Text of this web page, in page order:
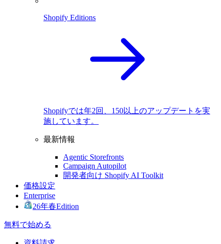
Shopify Editions
Shopifyでは年2回、150以上のアップデートを実
施しています。
最新情報
Agentic Storefronts
Campaign Autopilot
開発者向け Shopify AI Toolkit
価格設定
Enterprise
26年春Edition
無料で始める